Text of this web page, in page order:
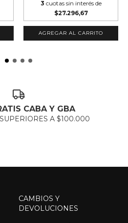
3 cuotas sin interés de
$27.296,67
AGREGAR AL CARRITO
CABA Y GBA
A $100.000
CAMBIOS Y
DEVOLUCIONES